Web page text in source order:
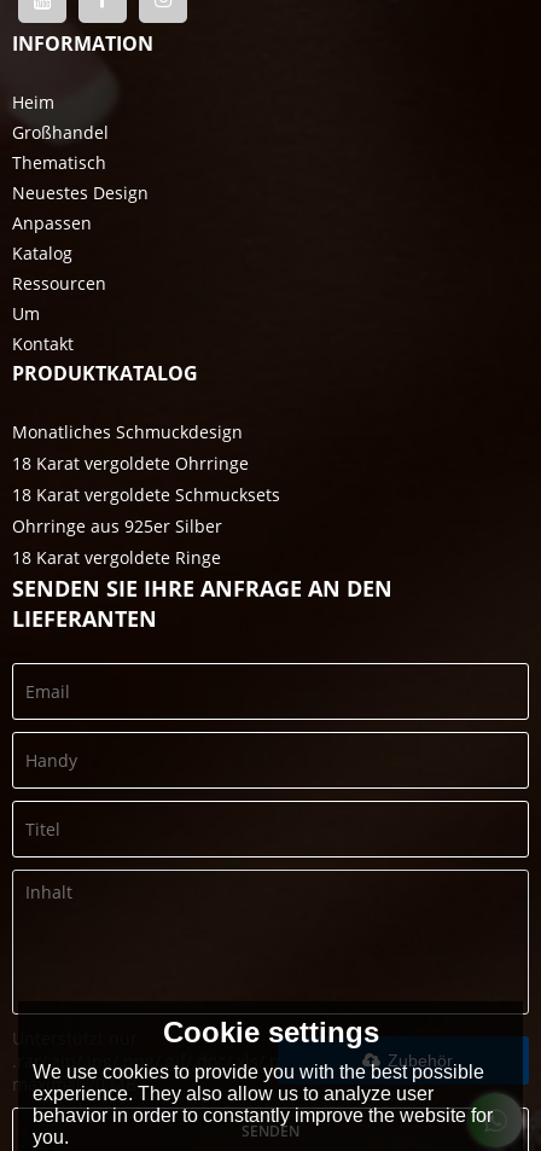
INFORMATION
Heim
Großhandel
Thematisch
Neuestes Design
Anpassen
Katalog
Ressourcen
Um
Kontakt
PRODUKTKATALOG
Monatliches Schmuckdesign
18 Karat vergoldete Ohrringe
18 Karat vergoldete Schmucksets
Ohrringe aus 925er Silber
18 Karat vergoldete Ringe
SENDEN SIE IHRE ANFRAGE AN DEN
LIEFERANTEN
Unterstützt nur
.rar/.zip/.jpg/.png/.gif/.doc/.xls/.pdf,
maximal 20 MB
Zubehör
SENDEN
Cookie settings
We use cookies to provide you with the best possible
experience. They also allow us to analyze user
behavior in order to constantly improve the website for
you.